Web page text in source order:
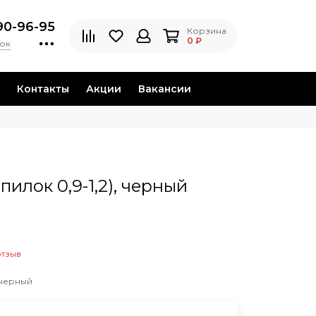
96-95
Корзина
0 ₽
Контакты Акции Вакансии
0,9-1,2), черный